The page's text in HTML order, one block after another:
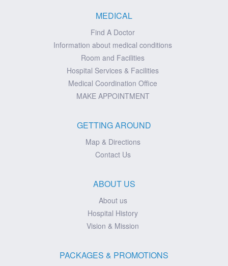
MEDICAL
Find A Doctor
Information about medical conditions
Room and Facilities
Hospital Services & Facilities
Medical Coordination Office
MAKE APPOINTMENT
GETTING AROUND
Map & Directions
Contact Us
ABOUT US
About us
Hospital History
Vision & Mission
PACKAGES & PROMOTIONS